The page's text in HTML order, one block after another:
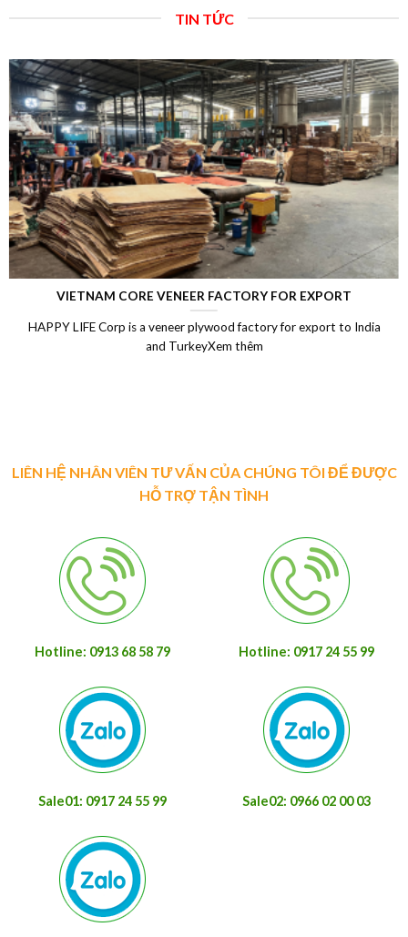
TIN TỨC
LAMINATED VENEER LUMBER (LVL)
Laminated Wood, LVL Laminated Veneer Lumber, LVL plywood
Vietnam, LVL Timber, Vietnam plywood exportXem thêm
LIÊN HỆ NHÂN VIÊN TƯ VẤN CỦA CHÚNG TÔI ĐỂ ĐƯỢC
HỖ TRỢ TẬN TÌNH
Hotline: 0913 68 58 79 Hotline: 0917 24 55 99
Sale01: 0917 24 55 99 Sale02: 0966 02 00 03